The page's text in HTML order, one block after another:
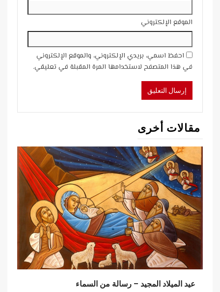
الموقع الإلكتروني
احفظ اسمي، بريدي الإلكتروني، والموقع الإلكتروني
في هذا المتصفح لاستخدامها المرة المقبلة في تعليقي.
مقالات أخرى
عيد الميلاد المجيد – رسالة من السماء